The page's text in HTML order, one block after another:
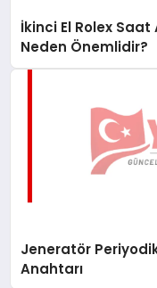
İkinci El Rolex
Neden Önemlidir?
Jeneratör
Anahtarı